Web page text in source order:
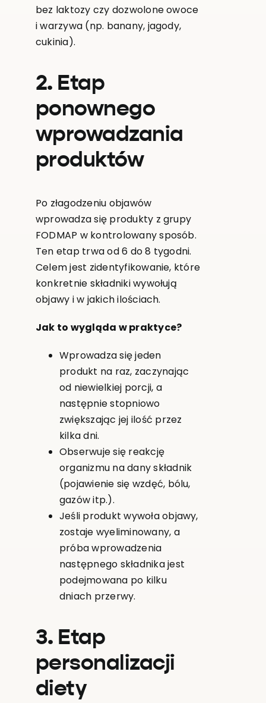
bez laktozy czy dozwolone owoce
i warzywa (np. banany, jagody,
cukinia).
2. Etap
ponownego
wprowadzania
produktów
Po złagodzeniu objawów
wprowadza się produkty z grupy
FODMAP w kontrolowany sposób.
Ten etap trwa od 6 do 8 tygodni.
Celem jest zidentyfikowanie, które
konkretnie składniki wywołują
objawy i w jakich ilościach.
Jak to wygląda w praktyce?
Wprowadza się jeden
produkt na raz, zaczynając
od niewielkiej porcji, a
następnie stopniowo
zwiększając jej ilość przez
kilka dni.
Obserwuje się reakcję
organizmu na dany składnik
(pojawienie się wzdęć, bólu,
gazów itp.).
Jeśli produkt wywoła objawy,
zostaje wyeliminowany, a
próba wprowadzenia
następnego składnika jest
podejmowana po kilku
dniach przerwy.
3. Etap
personalizacji
diety